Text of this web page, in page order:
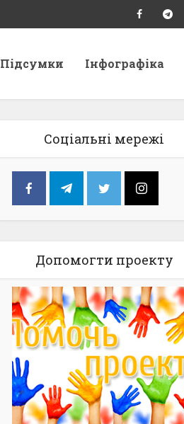
Підсумки Інфографіка
Соціальні мережі
Допомогти проекту